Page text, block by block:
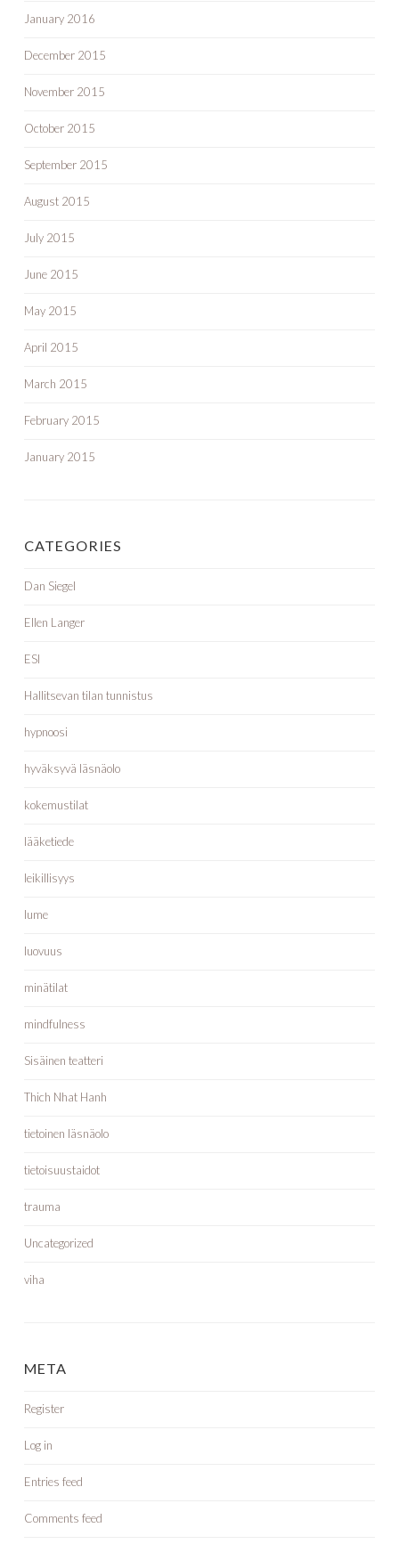
January 2016
December 2015
November 2015
October 2015
September 2015
August 2015
July 2015
June 2015
May 2015
April 2015
March 2015
February 2015
January 2015
CATEGORIES
Dan Siegel
Ellen Langer
ESI
Hallitsevan tilan tunnistus
hypnoosi
hyväksyvä läsnäolo
kokemustilat
lääketiede
leikillisyys
lume
luovuus
minätilat
mindfulness
Sisäinen teatteri
Thich Nhat Hanh
tietoinen läsnäolo
tietoisuustaidot
trauma
Uncategorized
viha
META
Register
Log in
Entries feed
Comments feed